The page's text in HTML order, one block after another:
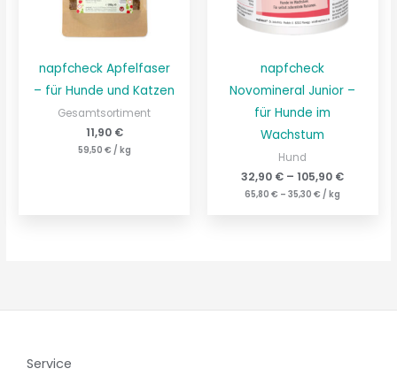
napfcheck Apfelfaser
– für Hunde und Katzen
Gesamtsortiment
11,90 €
59,50 € / kg
napfcheck
Novomineral Junior –
für Hunde im
Wachstum
Hund
32,90 € –105,90 €
65,80€ –35,30€ / kg
Service